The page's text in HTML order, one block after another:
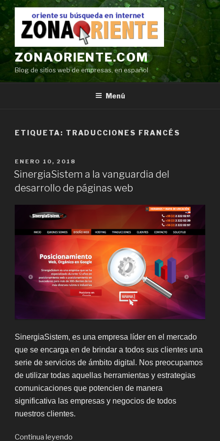
Ir
contenido
ZONAORIENTE.COM
Blog de sitios web de empresas, en español
Menú
ETIQUETA: TRADUCCIONES FRANCÉS
POSTED
ON
ENERO 10, 2018
SinergiaSistem a la vanguardia del
desarrollo de páginas web
SinergiaSistem, es una empresa líder en el mercado
que se encarga en de brindar a todos sus clientes una
serie de servicios de ámbito digital. Nos preocupamos
de utilizar todas aquellas herramientas y estrategias
comunicaciones que potencien de manera
significativa las empresas y negocios de todos
nuestros clientes.
Continua leyendo